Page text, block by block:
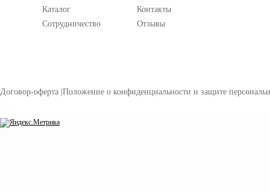
Каталог
Сотрудничество
Контакты
Отзывы
Договор-оферта Положение о конфиденциальности и защите